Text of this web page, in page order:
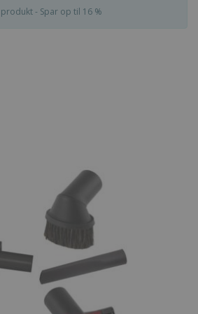
- Spar op til 16 %